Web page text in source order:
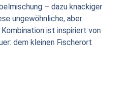
– dazu knackiger
ungewöhnliche, aber
ist inspiriert von
dem kleinen Fischerort